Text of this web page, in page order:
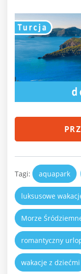
Tagi: aquapark
luksusowe
Morze
romantyczny
wakacje z dziećmi